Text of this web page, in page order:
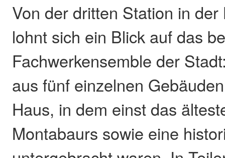
Von der dritten Station in
lohnt sich ein Blick auf das
Fachwerkensemble der
aus fünf einzelnen
Haus, in dem einst das
Montabaurs sowie eine